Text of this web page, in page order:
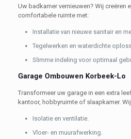
Uw badkamer vernieuwen? Wij creëren
comfortabele ruimte met:
Installatie van nieuwe sanitair en
Tegelwerken en waterdichte
Slimme indeling voor optimaal
Garage Ombouwen Korbeek-Lo
Transformeer uw garage in een extra
kantoor, hobbyruimte of slaapkamer.
Isolatie en ventilatie.
Vloer- en muurafwerking.